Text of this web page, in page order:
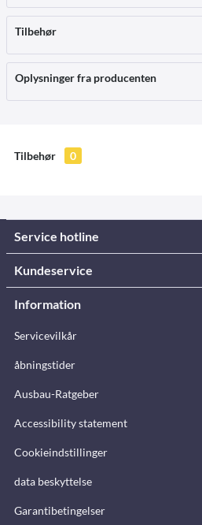
Tilbehør
Oplysninger fra producenten
Tilbehør 0
Service hotline
Kundeservice
Information
Servicevilkår
åbningstider
Ausbau-Ratgeber
Accessibility statement
Cookieindstillinger
data beskyttelse
Garantibetingelser